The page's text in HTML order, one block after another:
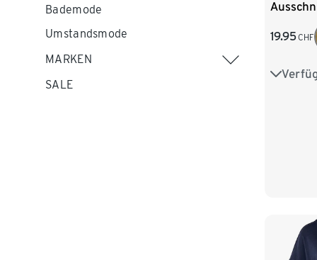
Bademode
Umstandsmode
MARKEN
SALE
19.95CHF
S 36/38